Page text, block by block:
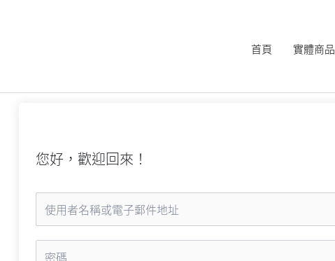
首頁 實體商品
您好，歡迎回來！